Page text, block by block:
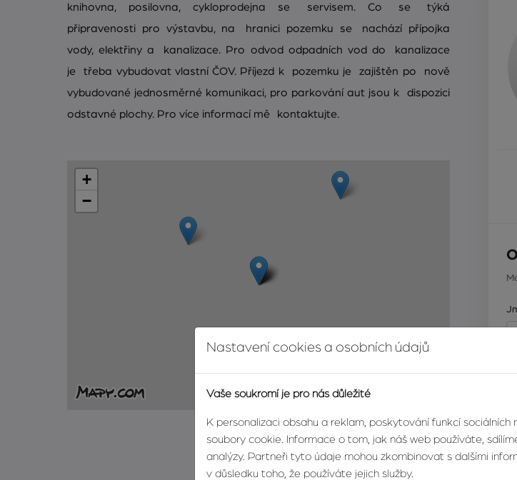
knihovna, posilovna, cykloprodejna se servisem. Co se týká
připravenosti pro výstavbu, na hranici pozemku se nachází přípojka
vody, elektřiny a kanalizace. Pro odvod odpadních vod do kanalizace
je třeba vybudovat vlastní ČOV. Příjezd k pozemku je zajištěn po nově
vybudované jednosměrné komunikaci, pro parkování aut jsou k dispozici
odstavné plochy. Pro více informací mě kontaktujte.
+
−
Nastavení cookies a osobních údajů
Vaše soukromí je pro nás důležité
K personalizaci obsahu a reklam, poskytování funkcí
soubory cookie. Informace o tom, jak náš web používáte,
analýzy. Partneři tyto údaje mohou zkombinovat s dalšími
v důsledku toho, že používáte jejich služby.